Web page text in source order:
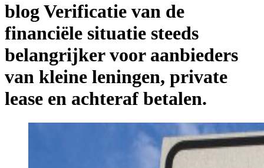
blogVerificatie van de
financiële situatie steeds
belangrijker voor aanbieders
van kleine leningen, private
lease en achteraf betalen.